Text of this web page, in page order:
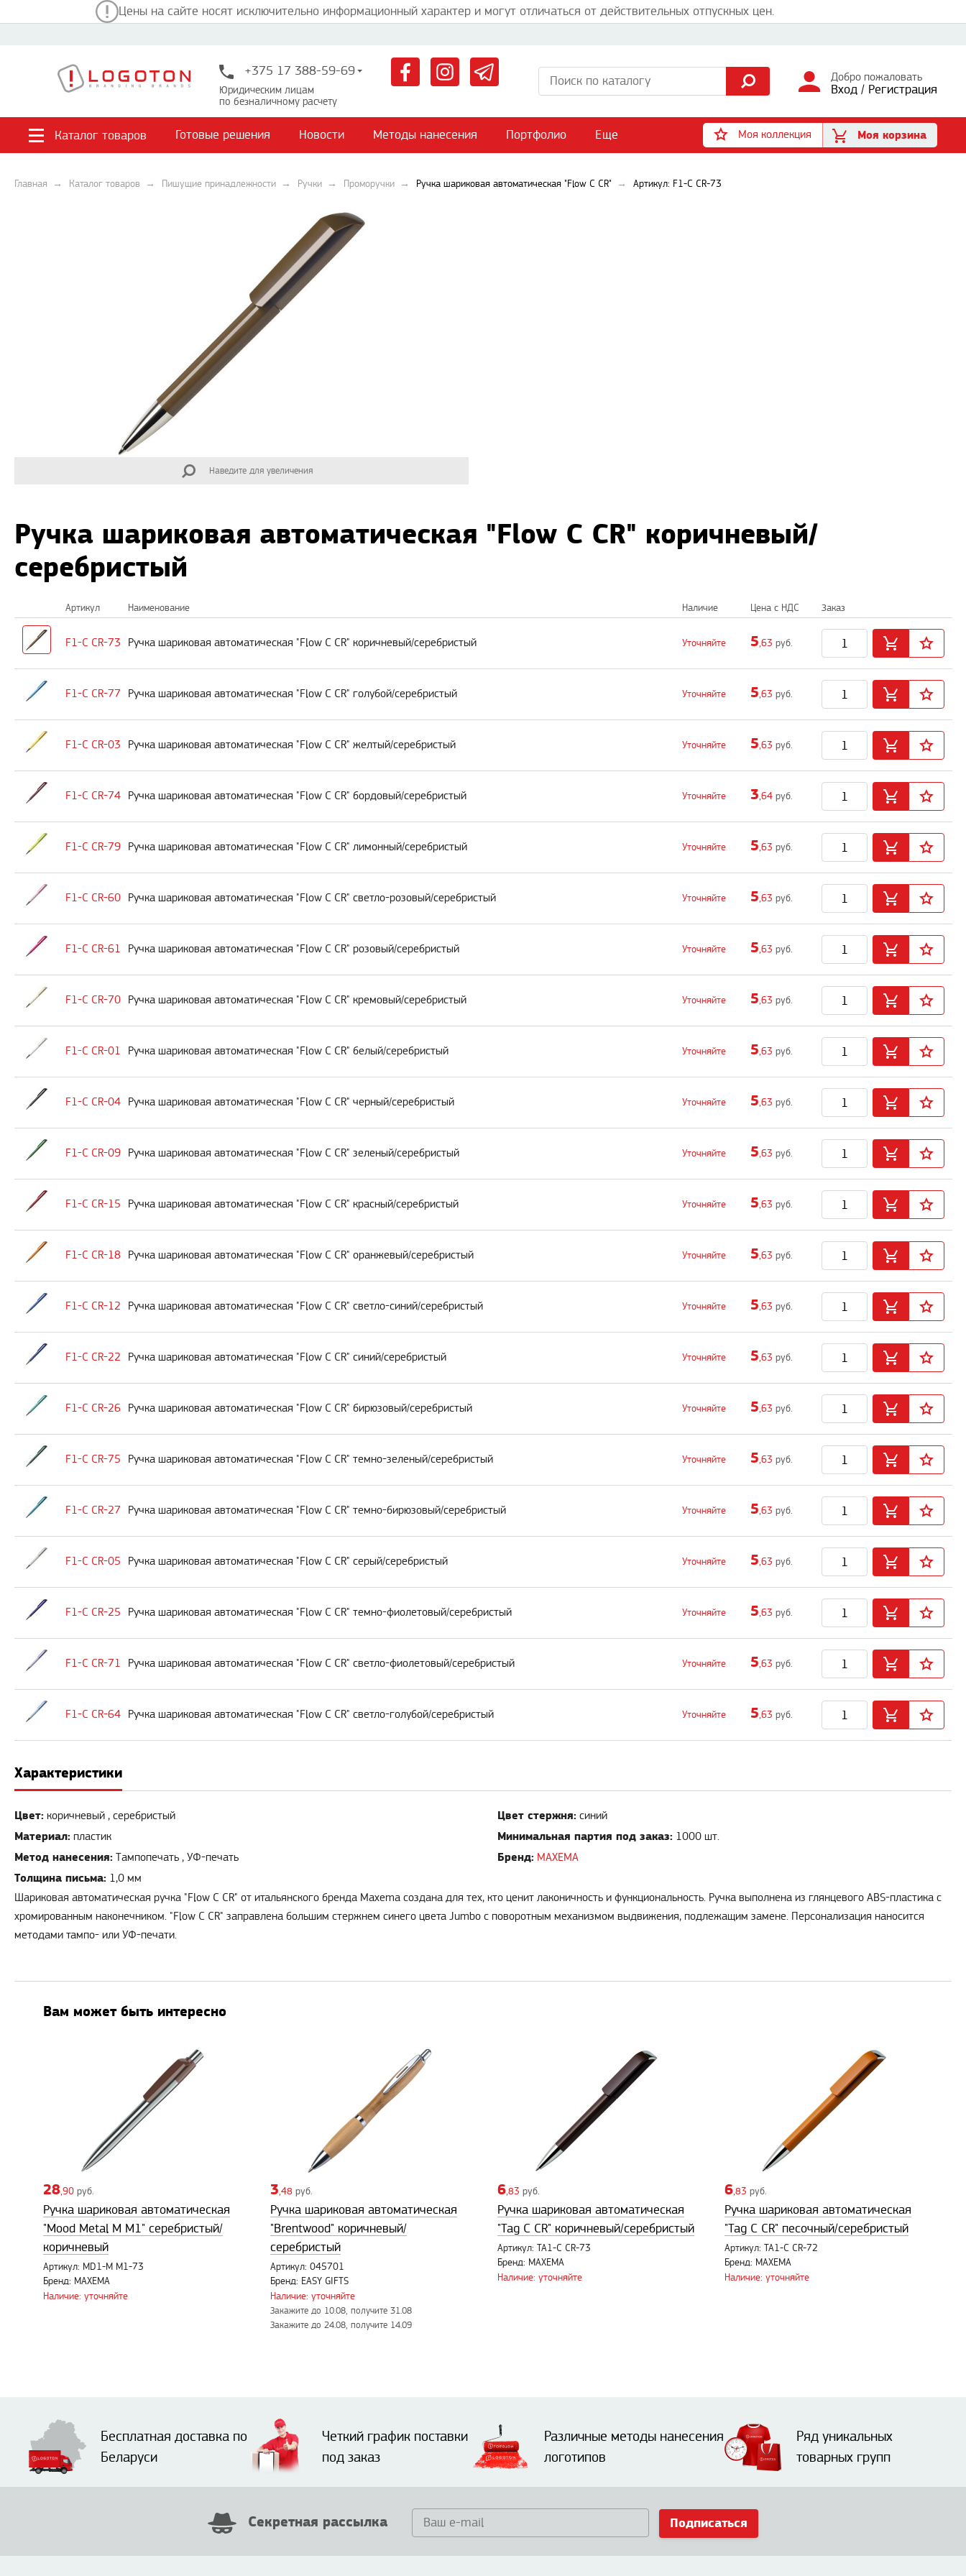
Цены на сайте носят исключительно информационный характер и могут отличаться от действительных отпускных цен.
+375 17 388-59-69
Юридическим лицам
по безналичному расчету
Добро пожаловать
Вход / Регистрация
Каталог товаров Готовые решения Новости Методы нанесения Портфолио Еще Моя коллекция Моя корзина
Главная Каталог товаров Пишущие принадлежности Ручки Проморучки Ручка шариковая автоматическая "Flow C CR" Артикул: F1-C CR-73
Наведите для увеличения
Ручка шариковая автоматическая "Flow C CR" коричневый/
серебристый
Артикул Наименование Наличие Цена с НДС Заказ
F1-C CR-73 Ручка шариковая автоматическая "Flow C CR" коричневый/серебристый Уточняйте 5,63 руб.
F1-C CR-77 Ручка шариковая автоматическая "Flow C CR" голубой/серебристый Уточняйте 5,63 руб.
F1-C CR-03 Ручка шариковая автоматическая "Flow C CR" желтый/серебристый Уточняйте 5,63 руб.
F1-C CR-74 Ручка шариковая автоматическая "Flow C CR" бордовый/серебристый Уточняйте 3,64 руб.
F1-C CR-79 Ручка шариковая автоматическая "Flow C CR" лимонный/серебристый Уточняйте 5,63 руб.
F1-C CR-60 Ручка шариковая автоматическая "Flow C CR" светло-розовый/серебристый Уточняйте 5,63 руб.
F1-C CR-61 Ручка шариковая автоматическая "Flow C CR" розовый/серебристый Уточняйте 5,63 руб.
F1-C CR-70 Ручка шариковая автоматическая "Flow C CR" кремовый/серебристый Уточняйте 5,63 руб.
F1-C CR-01 Ручка шариковая автоматическая "Flow C CR" белый/серебристый Уточняйте 5,63 руб.
F1-C CR-04 Ручка шариковая автоматическая "Flow C CR" черный/серебристый Уточняйте 5,63 руб.
F1-C CR-09 Ручка шариковая автоматическая "Flow C CR" зеленый/серебристый Уточняйте 5,63 руб.
F1-C CR-15 Ручка шариковая автоматическая "Flow C CR" красный/серебристый Уточняйте 5,63 руб.
F1-C CR-18 Ручка шариковая автоматическая "Flow C CR" оранжевый/серебристый Уточняйте 5,63 руб.
F1-C CR-12 Ручка шариковая автоматическая "Flow C CR" светло-синий/серебристый Уточняйте 5,63 руб.
F1-C CR-22 Ручка шариковая автоматическая "Flow C CR" синий/серебристый Уточняйте 5,63 руб.
F1-C CR-26 Ручка шариковая автоматическая "Flow C CR" бирюзовый/серебристый Уточняйте 5,63 руб.
F1-C CR-75 Ручка шариковая автоматическая "Flow C CR" темно-зеленый/серебристый Уточняйте 5,63 руб.
F1-C CR-27 Ручка шариковая автоматическая "Flow C CR" темно-бирюзовый/серебристый Уточняйте 5,63 руб.
F1-C CR-05 Ручка шариковая автоматическая "Flow C CR" серый/серебристый Уточняйте 5,63 руб.
F1-C CR-25 Ручка шариковая автоматическая "Flow C CR" темно-фиолетовый/серебристый Уточняйте 5,63 руб.
F1-C CR-71 Ручка шариковая автоматическая "Flow C CR" светло-фиолетовый/серебристый Уточняйте 5,63 руб.
F1-C CR-64 Ручка шариковая автоматическая "Flow C CR" светло-голубой/серебристый Уточняйте 5,63 руб.
Характеристики
Цвет: коричневый , серебристый
Материал: пластик
Метод нанесения: Тампопечать , УФ-печать
Толщина письма: 1,0 мм
Цвет стержня: синий
Минимальная партия под заказ: 1000 шт.
Бренд: MAXEMA
Шариковая автоматическая ручка "Flow С CR" от итальянского бренда Maxema создана для тех, кто ценит лаконичность и функциональность. Ручка выполнена из глянцевого ABS-пластика с
хромированным наконечником. "Flow С CR" заправлена большим стержнем синего цвета Jumbo с поворотным механизмом выдвижения, подлежащим замене. Персонализация наносится
методами тампо- или УФ-печати.
Вам может быть интересно
28,90 руб.
Ручка шариковая автоматическая
"Mood Metal M M1" серебристый/
коричневый
Артикул: MD1-M M1-73
Бренд: MAXEMA
Наличие: уточняйте
3,48 руб.
Ручка шариковая автоматическая
"Brentwood" коричневый/
серебристый
Артикул: 045701
Бренд: EASY GIFTS
Наличие: уточняйте
Закажите до 10.08, получите 31.08
Закажите до 24.08, получите 14.09
6,83 руб.
Ручка шариковая автоматическая
"Tag C CR" коричневый/серебристый
Артикул: TA1-C CR-73
Бренд: MAXEMA
Наличие: уточняйте
6,83 руб.
Ручка шариковая автоматическая
"Tag C CR" песочный/серебристый
Артикул: TA1-C CR-72
Бренд: MAXEMA
Наличие: уточняйте
Бесплатная доставка по
Беларуси
Четкий график поставки
под заказ
Различные методы нанесения
логотипов
Ряд уникальных
товарных групп
Секретная рассылка Подписаться